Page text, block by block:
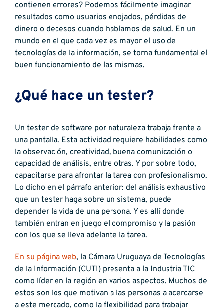
contienen errores? Podemos fácilmente imaginar
resultados como usuarios enojados, pérdidas de
dinero o decesos cuando hablamos de salud. En un
mundo en el que cada vez es mayor el uso de
tecnologías de la información, se torna fundamental el
buen funcionamiento de las mismas.
¿Qué hace un tester?
Un tester de software por naturaleza trabaja frente a
una pantalla. Esta actividad requiere habilidades como
la observación, creatividad, buena comunicación o
capacidad de análisis, entre otras. Y por sobre todo,
capacitarse para afrontar la tarea con profesionalismo.
Lo dicho en el párrafo anterior: del análisis exhaustivo
que un tester haga sobre un sistema, puede
depender la vida de una persona. Y es allí donde
también entran en juego el compromiso y la pasión
con los que se lleva adelante la tarea.
En su página web, la Cámara Uruguaya de Tecnologías
de la Información (CUTI) presenta a la Industria TIC
como líder en la región en varios aspectos. Muchos de
estos son los que motivan a las personas a acercarse
a este mercado, como la flexibilidad para trabajar